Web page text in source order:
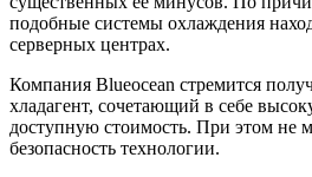
подобные системы охлаждения
серверных центрах.
Компания Blueocean стремится
хладагент, сочетающий в себе
доступную стоимость. При этом не
безопасность технологии.